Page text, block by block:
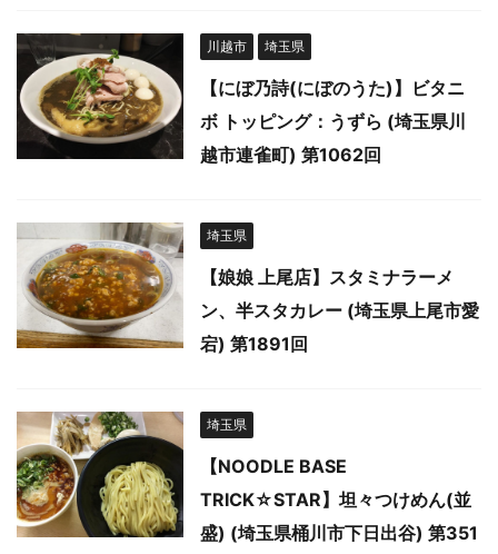
川越市 埼玉県
【にぼ乃詩(にぼのうた)】ビタニ
ボ トッピング：うずら (埼玉県川
越市連雀町) 第1062回
埼玉県
【娘娘 上尾店】スタミナラーメ
ン、半スタカレー (埼玉県上尾市愛
宕) 第1891回
埼玉県
【NOODLE BASE
TRICK☆STAR】坦々つけめん(並
盛) (埼玉県桶川市下日出谷) 第351